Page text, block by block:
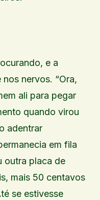
e a
nervos. “Ora,
ali para pegar
quando virou
adentrar
em fila
outra placa de
mais 50 centavos
se estivesse